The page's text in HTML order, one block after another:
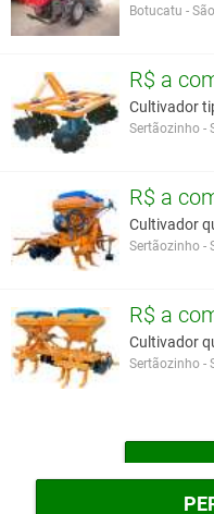
Botucatu -
R$ a
Cultivador
Sertãozinho -
R$ a
Sertãozinho -
R$ a
Cultivador
Sertãozinho -